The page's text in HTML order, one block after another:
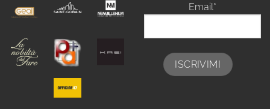
Email*